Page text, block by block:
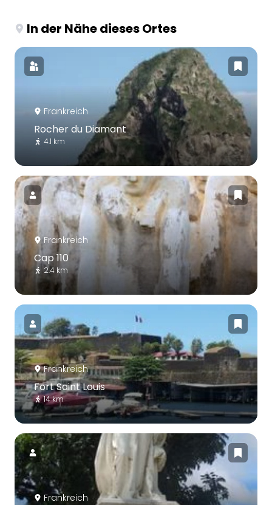
In der Nähe dieses Ortes
Frankreich
Rocher du Diamant
4.1 km
Frankreich
Cap 110
2.4 km
Frankreich
Fort Saint Louis
14 km
Frankreich